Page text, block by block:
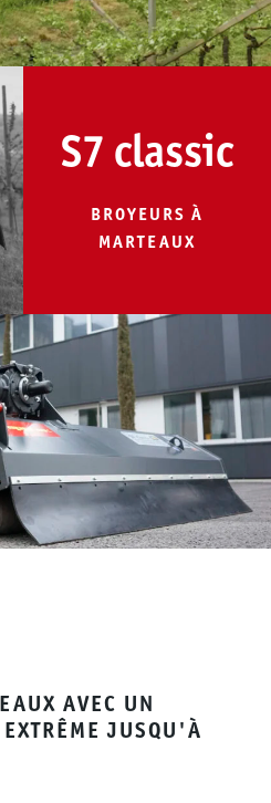
S7 classic
BROYEURS À
MARTEAUX
AVEC UN
JUSQU'À